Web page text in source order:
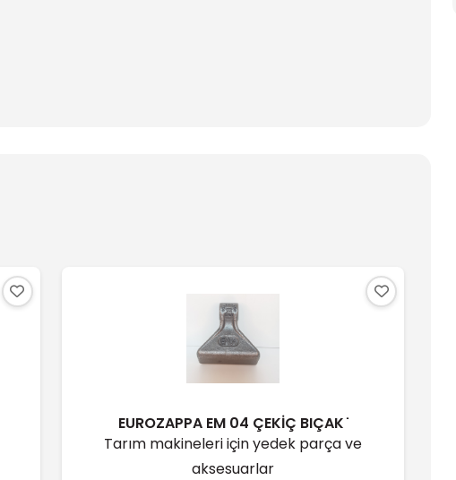
EUROZAPPA EM 04 ÇEKİÇ BIÇAK ̇
Tarım makineleri için yedek parça ve
aksesuarlar